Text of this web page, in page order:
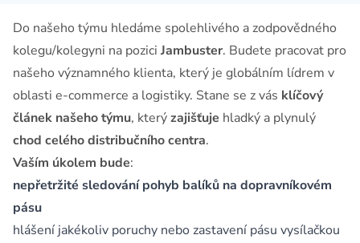
Do našeho týmu hledáme spolehlivého a zodpovědného
kolegu/kolegyni na pozici Jambuster. Budete pracovat pro
našeho významného klienta, který je globálním lídrem v
oblasti e-commerce a logistiky. Stane se z vás klíčový
článek našeho týmu, kterýzajišťuje hladký a plynulý
chod celého distribučního centra.
Vaším úkolem bude:
nepřetržité sledování pohyb balíků na dopravníkovém
pásu
hlášení jakékoliv poruchy nebo zastavení pásu vysílačkou